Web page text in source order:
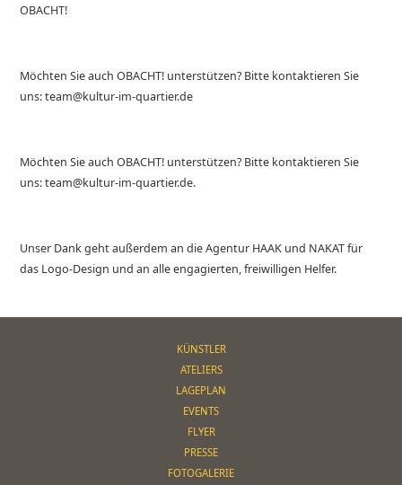
OBACHT!
Möchten Sie auch OBACHT! unterstützen? Bitte kontaktieren Sie
uns: team@kultur-im-quartier.de
Möchten Sie auch OBACHT! unterstützen? Bitte kontaktieren Sie
uns: team@kultur-im-quartier.de.
Unser Dank geht außerdem an die Agentur HAAK und NAKAT für
das Logo-Design und an alle engagierten, freiwilligen Helfer.
KÜNSTLER
ATELIERS
LAGEPLAN
EVENTS
FLYER
PRESSE
FOTOGALERIE